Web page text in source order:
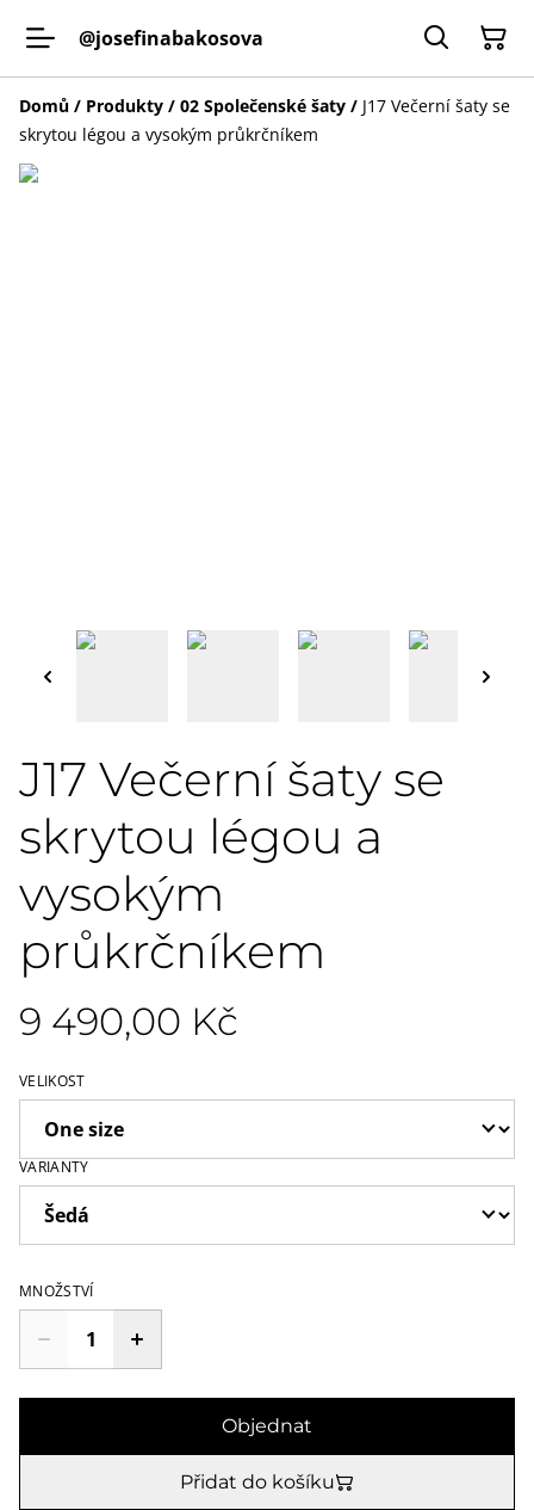
@josefinabakosova
Domů / Produkty / 02 Společenské šaty / J17 Večerní šaty se
skrytou légou a vysokým průkrčníkem
J17 Večerní šaty se
skrytou légou a
vysokým
průkrčníkem
9 490,00 Kč
VELIKOST
VARIANTY
MNOŽSTVÍ
Objednat
Přidat do košíku